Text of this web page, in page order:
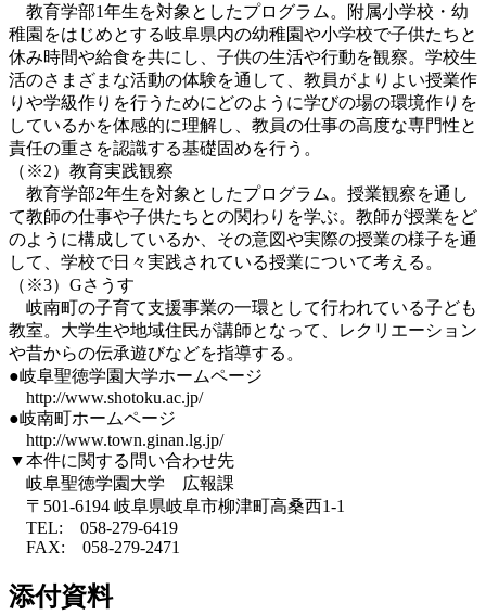
教育学部1年生を対象としたプログラム。附属小学校・幼
稚園をはじめとする岐阜県内の幼稚園や小学校で子供たちと
休み時間や給食を共にし、子供の生活や行動を観察。学校生
活のさまざまな活動の体験を通して、教員がよりよい授業作
りや学級作りを行うためにどのように学びの場の環境作りを
しているかを体感的に理解し、教員の仕事の高度な専門性と
責任の重さを認識する基礎固めを行う。
（※2）教育実践観察
教育学部2年生を対象としたプログラム。授業観察を通し
て教師の仕事や子供たちとの関わりを学ぶ。教師が授業をど
のように構成しているか、その意図や実際の授業の様子を通
して、学校で日々実践されている授業について考える。
（※3）Gさうす
岐南町の子育て支援事業の一環として行われている子ども
教室。大学生や地域住民が講師となって、レクリエーション
や昔からの伝承遊びなどを指導する。
●岐阜聖徳学園大学ホームページ
http://www.shotoku.ac.jp/
●岐南町ホームページ
http://www.town.ginan.lg.jp/
▼本件に関する問い合わせ先
岐阜聖徳学園大学 広報課
〒501-6194 岐阜県岐阜市柳津町高桑西1-1
TEL: 058-279-6419
FAX: 058-279-2471
添付資料